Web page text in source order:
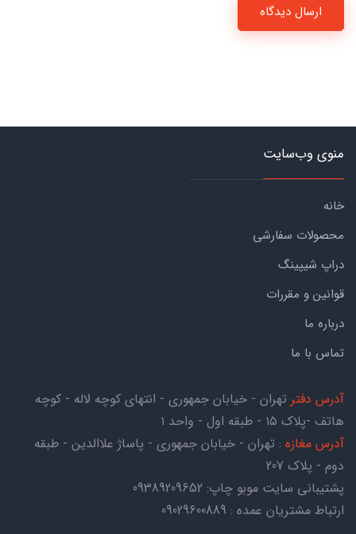
ارسال دیدگاه
منوی وب‌سایت
خانه
محصولات سفارشی
دراپ شیپینگ
قوانین و مقررات
درباره ما
تماس با ما
آدرس دفتر تهران - خیابان جمهوری - انتهای کوچه لاله - کوچه
هاتف -پلاک ۱۵ - طبقه اول - واحد ۱
آدرس مغازه : تهران - خیابان جمهوری - پاساژ علاالدین - طبقه
دوم - پلاک 207
پشتیبانی سایت موبو چاپ: 09389209652
ارتباط مشتریان عمده : 09029600889